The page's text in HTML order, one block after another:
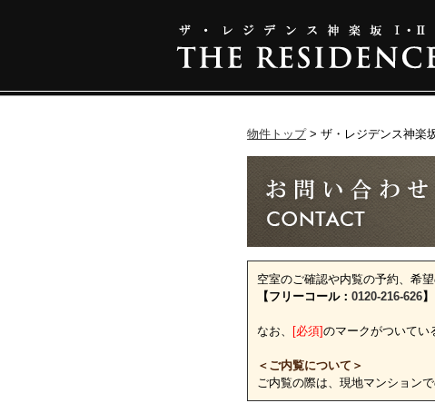
物件トップ ザ・レジデンス神
空室のご確認や内覧の予約、希
【フリーコール： 0120-216-626】
なお、 [必須]のマークがついてい
＜ご内覧について＞
ご内覧の際は、現地マンション